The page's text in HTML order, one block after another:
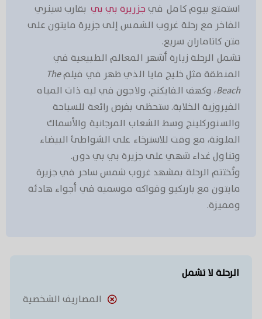
استمتع بيوم كامل فيجزريرة بي بي بقارب سينري
الفاخر مع رحلة غروب الشمس إلى جزيرة مايتون على
متن كاتاماران سريع.
تشمل الرحلة زيارة أشهر المعالم الطبيعية في
المنطقة مثل خليج مايا الذي ظهر في فيلمThe
Beach، وكهف الفايكنج، ولاجون في ليه ذات المياه
الفيروزية الخلابة. ستحظى بفرص رائعة للسباحة
والسنوركلينج وسط الشعاب المرجانية والأسماك
الملونة، مع وقت للاسترخاء على الشواطئ البيضاء
وتناول غداء شهي على جزيرة بي بي دون.
وتُختتم الرحلة بمشهد غروب شمس ساحر في جزيرة
مايتون مع باربكيو وفواكه موسمية في أجواء هادئة
ومميزة.
الرحلة لا تشمل
المصاريف الشخصية